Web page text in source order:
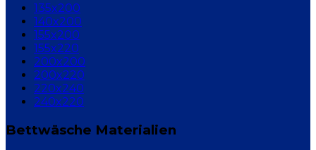
135x200
140x200
155x200
155x220
200x200
200x220
220x240
240x220
Bettwäsche Materialien